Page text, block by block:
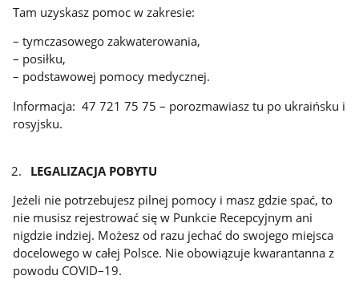
Tam uzyskasz pomoc w zakresie:
– tymczasowego zakwaterowania,
– posiłku,
– podstawowej pomocy medycznej.
Informacja: 47 721 75 75 – porozmawiasz tu po ukraińsku i
rosyjsku.
LEGALIZACJA POBYTU
Jeżeli nie potrzebujesz pilnej pomocy i masz gdzie spać, to
nie musisz rejestrować się w Punkcie Recepcyjnym ani
nigdzie indziej. Możesz od razu jechać do swojego miejsca
docelowego w całej Polsce. Nie obowiązuje kwarantanna z
powodu COVID–19.